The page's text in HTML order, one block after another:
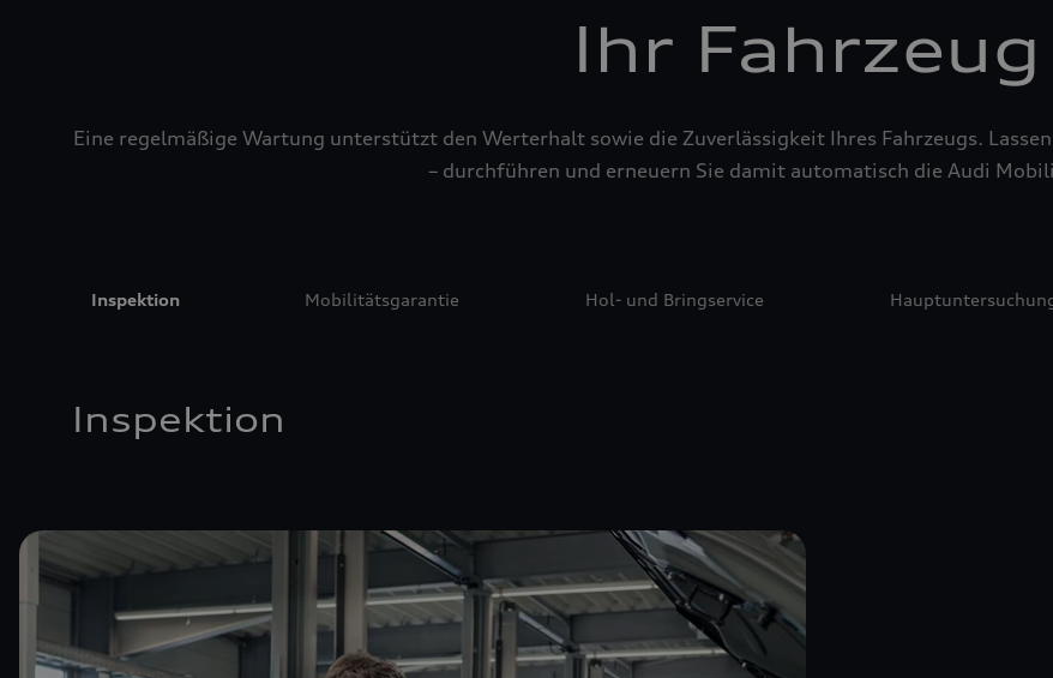
Ihr Fahrzeug
Eine regelmäßige Wartung unterstützt den Werterhalt sowie die Zuverlässigkeit Ihres Fahrzeugs.
– durchführen und erneuern Sie damit automatisch die Audi
Inspektion Mobilitätsgarantie Hol- und Bringservice
Inspektion